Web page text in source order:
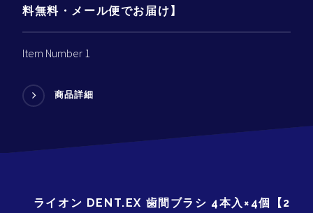
料無料・メール便でお届け】
Item Number 1
商品詳細
ライオン DENT.EX 歯間ブラシ 4本入×4個【2